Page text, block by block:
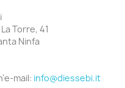
Torre, 41
Ninfa
mail: info@diessebi.it